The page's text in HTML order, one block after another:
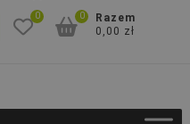
0
Razem
0,00 zł
0